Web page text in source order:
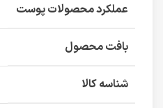
عملکرد محصولات پوست
بافت محصول
شناسه کالا